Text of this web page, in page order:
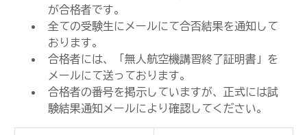
が合格者です。
全ての受験生にメールにて合否結果を通知して
おります。
合格者には、「無人航空機講習終了証明書」を
メールにて送っております。
合格者の番号を掲示していますが、正式には試
験結果通知メールにより確認してください。